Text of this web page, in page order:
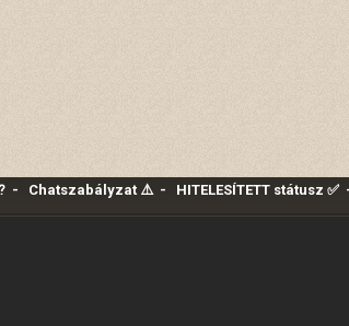
- Chatszabályzat ⚠️- HITELESÍTETT státusz ✅